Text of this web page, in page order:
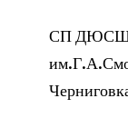
СП ДЮСШ